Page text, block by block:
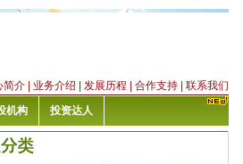
简介 业务介绍 发展历程 合作支持
联系我们
机构
投资达人